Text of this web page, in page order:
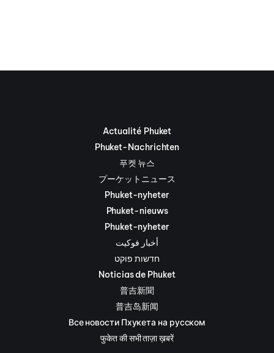
Actualité Phuket
Phuket-Nachrichten
푸켓 뉴스
プーケットニュース
Phuket-nyheter
Phuket-nieuws
Phuket-nyheter
أخبار فوكيت
חדשות פוקט
Noticias de Phuket
普吉新聞
普吉岛新闻
Все новости Пхукета на русском
फुकेत की सभी ताज़ा ख़बरें